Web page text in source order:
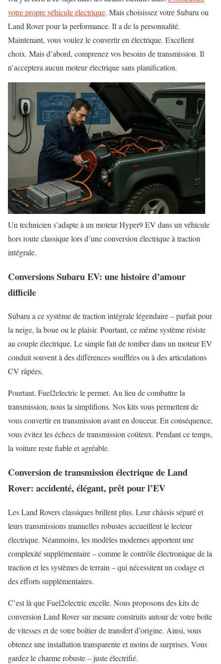
votre propre véhicule électrique. Mais choisissez votre Subaru ou
Land Rover pour la performance. Il a de la personnalité.
Maintenant, vous voulez le convertir en électrique. Excellent
choix. Mais d’abord, comprenez vos besoins de transmission. Il
n’acceptera aucun moteur électrique sans planification.
Un technicien s’adapte à un moteur Hyper9 EV dans un véhicule
hors route classique lors d’une conversion électrique à traction
intégrale.
Conversions Subaru EV: une histoire d’amour
difficile
Subaru a ce système de traction intégrale légendaire – parfait pour
la neige, la boue ou le plaisir. Pourtant, ce même système résiste
au couple électrique. Le simple fait de tomber dans un moteur EV
conduit souvent à des différences soufflées ou à des articulations
CV râpées.
Pourtant, Fuel2electric le permet. Au lieu de combattre la
transmission, nous la simplifions. Nos kits vous permettent de
vous convertir en transmission avant en douceur. En conséquence,
vous évitez les échecs de transmission coûteux. Pendant ce temps,
la voiture reste fiable et agréable.
Conversion de transmission électrique de Land
Rover: accidenté, élégant, prêt pour l’EV
Les Land Rovers classiques brillent plus. Leur châssis séparé et
leurs transmissions manuelles robustes accueillent le lecteur
électrique. Néanmoins, les modèles modernes apportent une
complexité supplémentaire – comme le contrôle électronique de la
traction et les systèmes de terrain – qui nécessitent un codage et
des efforts supplémentaires.
C’est là que Fuel2electric excelle. Nous proposons des kits de
conversion Land Rover sur mesure construits autour de votre boîte
de vitesses et de votre boîtier de transfert d’origine. Ainsi, vous
obtenez une installation transparente et moins de surprises. Vous
gardez le charme robuste – juste électrifié.